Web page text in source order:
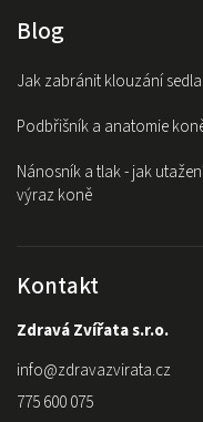
Blog
Jak zabránit klouzání
Podbřišník a anatomie
Nánosník a tlak - jak
výraz koně
Kontakt
Zdravá Zvířata s.r.o.
info@zdravazvirata.cz
775 600 075